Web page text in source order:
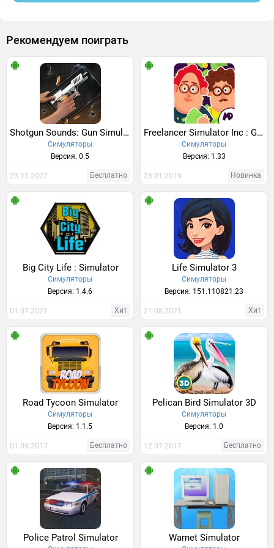
Рекомендуем поиграть
Shotgun Sounds: Gun Simulator
Симуляторы
Версия: 0.5
23.11.2022 Бесплатно
Freelancer Simulator Inc : Game Dev Money Clicker
Симуляторы
Версия: 1.33
23.01.2019 Новинка
Big City Life : Simulator
Симуляторы
Версия: 1.4.6
01.07.2021 Хит
Life Simulator 3
Симуляторы
Версия: 151.110821.23
21.08.2021 Хит
Road Tycoon Simulator
Симуляторы
Версия: 1.1.5
01.09.2017 Бесплатно
Pelican Bird Simulator 3D
Симуляторы
Версия: 1.0
12.07.2017 Бесплатно
Police Patrol Simulator Warnet Simulator